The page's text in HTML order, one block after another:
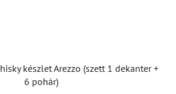
készlet Arezzo (szett 1 dekanter +
6 pohár)